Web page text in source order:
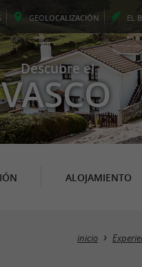
GEOLOCALIZACIÓN EL
Descubre el
ALOJAMIENTO
inicio